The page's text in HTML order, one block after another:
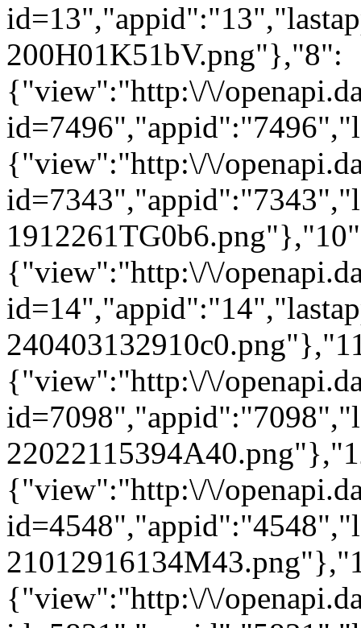
200H01K51bV.png"},"8":
{"view":"http:\/\/
{"view":"http:\/\/
{"view":"http:\/\/
{"view":"http:\/\/
{"view":"http:\/\/
{"view":"http:\/\/